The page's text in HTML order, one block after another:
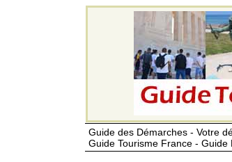
Guide des Démarches - Votre
Guide Tourisme France -